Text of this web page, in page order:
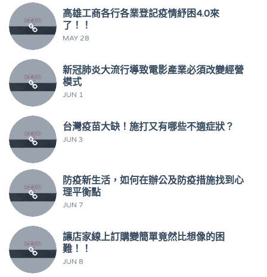
高雄工商各行各業登記疫情紓困4.0來
了！！
MAY 28
新冠肺炎大流行導致電影產業必須改變經營
模式
JUN 1
台灣疫苗大缺！施打又有哪些不適症狀？
JUN 3
防疫新生活，如何在辦公及防疫措施找到心
理平衡點
JUN 7
讓店家線上訂購變簡單竟然比想像的困
難！！
JUN 8